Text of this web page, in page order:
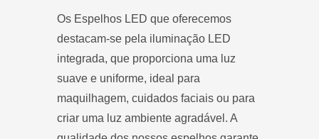
Os Espelhos LED que oferecemos
destacam-se pela iluminação LED
integrada, que proporciona uma luz
suave e uniforme, ideal para
maquilhagem, cuidados faciais ou para
criar uma luz ambiente agradável. A